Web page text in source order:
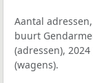
Aantal
buurt
(adressen),
(wagens).